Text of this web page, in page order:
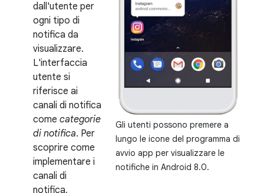
Gli utenti possono premere a
lungo le icone del programma di
avvio app per visualizzare le
notifiche in Android 8.0.
dall'utente per
ogni tipo di
notifica da
visualizzare.
L'interfaccia
utente si
riferisce ai
canali di notifica
come categorie
di notifica. Per
scoprire come
implementare i
canali di
notifica,